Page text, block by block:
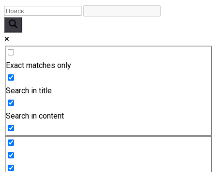
Exact matches only
Search in title
Search in content